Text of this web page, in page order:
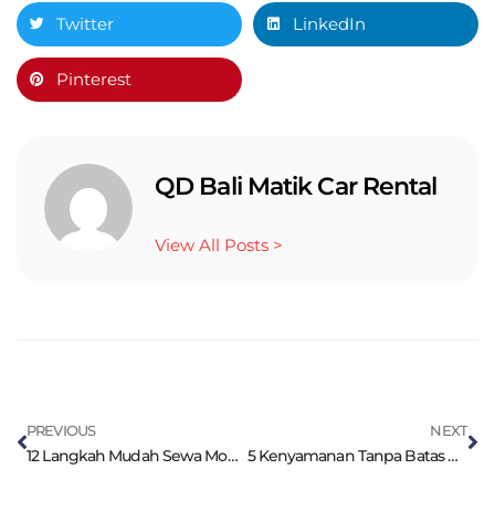
Twitter LinkedIn
Pinterest
QD Bali Matik Car Rental
View All Posts >
PREVIOUS
12 Langkah Mudah Sewa Mobil Matik di Bali untuk Liburan Bebas Hambatan
NEXT
5 Kenyamanan Tanpa Batas dan Petualangan Tanpa Hambatan dengan Sewa Mobil Matik di Bali